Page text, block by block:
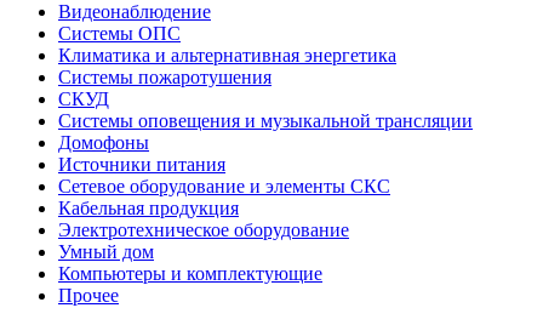
Видеонаблюдение
Системы ОПС
Климатика и альтернативная энергетика
Системы пожаротушения
СКУД
Системы оповещения и музыкальной трансляции
Домофоны
Источники питания
Сетевое оборудование и элементы СКС
Кабельная продукция
Электротехническое оборудование
Умный дом
Компьютеры и комплектующие
Прочее